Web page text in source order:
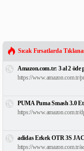
Sıcak Fırsatlarda
Amazon.com.tr: 3 al 2 öde
https://www.amazon.com.tr/
PUMA Puma Smash 3.0
https://www.amazon.com.tr/
adidas Erkek OTR 3S
https://www.amazon.com.tr/